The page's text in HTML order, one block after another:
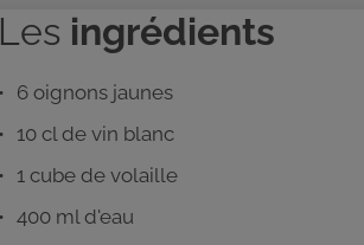
Les ingrédients
6 oignons jaunes
10 cl de vin blanc
1 cube de volaille
400 ml d'eau